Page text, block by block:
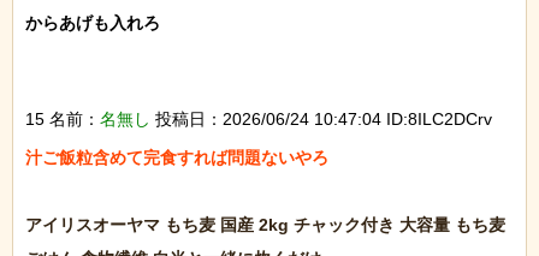
からあげも入れろ
15 名前： 名無し 投稿日：2026/06/24 10:47:04 ID:8ILC2DCrv
汁ご飯粒含めて完食すれば問題ないやろ
アイリスオーヤマ もち麦 国産 2kg チャック付き 大容量 もち麦